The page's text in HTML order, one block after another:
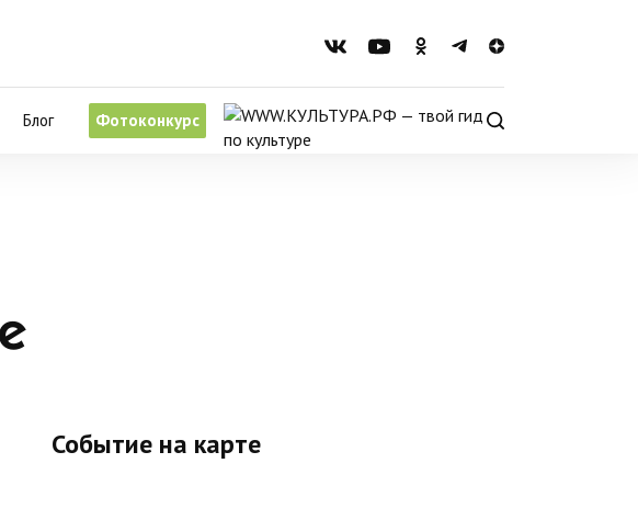
Блог Фотоконкурс
Событие на карте